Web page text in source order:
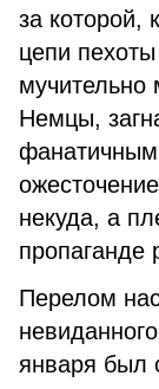
за которой,
цепи
мучительно
Немцы,
некуда, а
пропаганде
Перелом
января был